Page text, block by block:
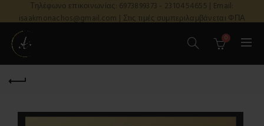
Τηλέφωνο επικοινωνίας: 6973899373 - 2310454655 | Email:
isaakmonachos@gmail.com | Στις τιμές συμπεριλαμβάνεται ΦΠΑ
0